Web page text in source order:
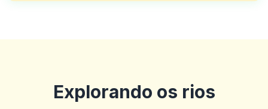
Explorando os rios